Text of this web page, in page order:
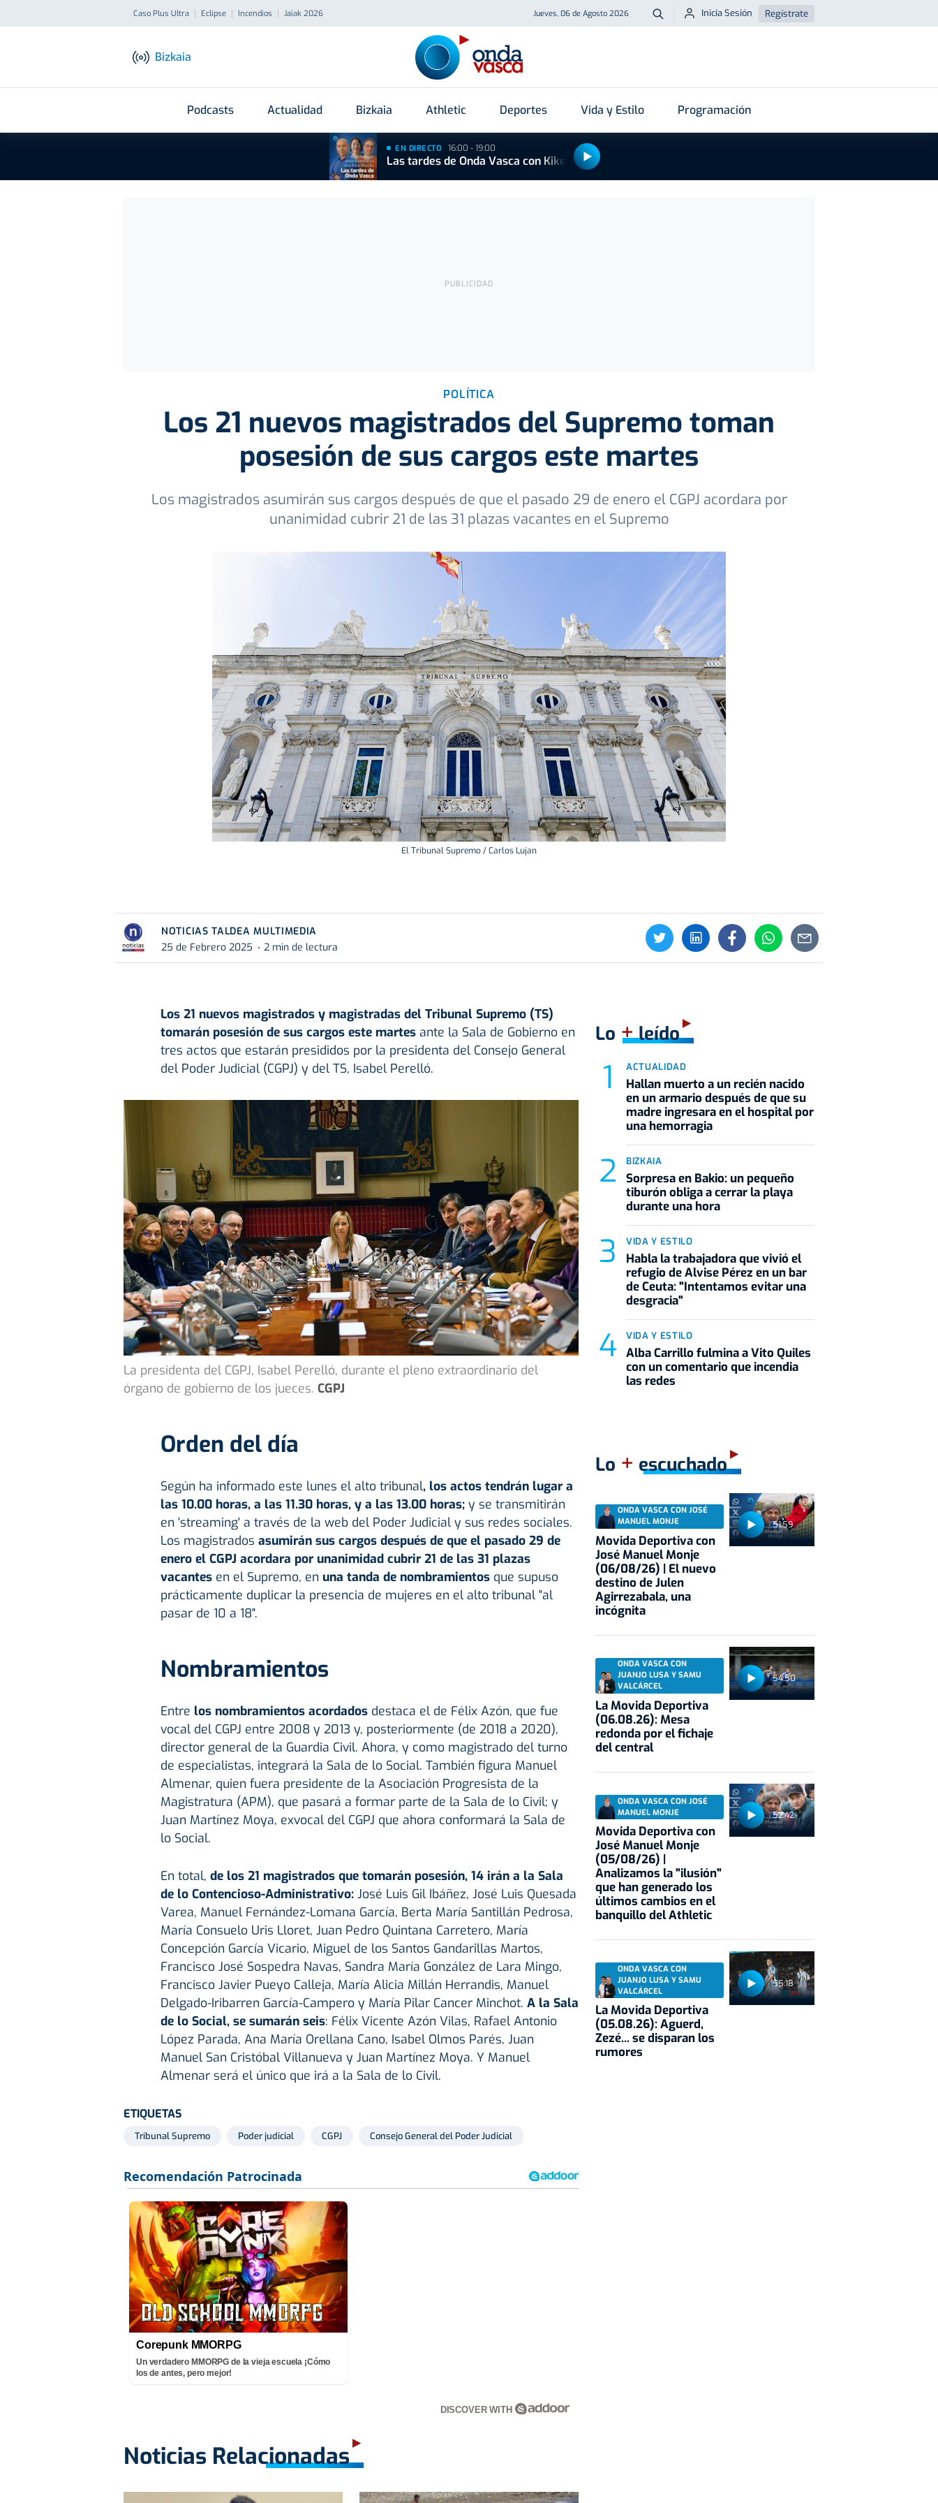
Caso Plus Ultra Eclipse Incendios Jaiak 2026 Jueves, 06 de Agosto 2026 Buscar
Inicia Sesión Regístrate
Bizkaia
Podcasts Actualidad Bizkaia Athletic Deportes Vida y Estilo Programación
EN DIRECTO 16:00 - 19:00
Las tardes de Onda Vasca con Kike Alonso
POLÍTICA
Los 21 nuevos magistrados del Supremo toman
posesión de sus cargos este martes
Los magistrados asumirán sus cargos después de que el pasado 29 de enero el CGPJ acordara por
unanimidad cubrir 21 de las 31 plazas vacantes en el Supremo
El Tribunal Supremo / Carlos Lujan
NOTICIAS TALDEA MULTIMEDIA
25 de Febrero 2025
2 min de lectura
Los 21 nuevos magistrados y magistradas del Tribunal Supremo(TS)
tomarán posesión de sus cargos este martesante la Sala de Gobierno en
tres actos que estarán presididos por la presidenta del Consejo General
del Poder Judicial (CGPJ) y del TS, Isabel Perelló.
La presidenta del CGPJ, Isabel Perelló, durante el pleno extraordinario del
órgano de gobierno de los jueces. CGPJ
Orden del día
Según ha informado este lunes el alto tribunal, los actos tendrán lugar a
las 10.00 horas, a las 11.30 horas, y a las 13.00 horas; y se transmitirán
en 'streaming' a través de la web del Poder Judicial y sus redes sociales.
Los magistrados asumirán sus cargos después de que el pasado 29 de
enero el CGPJ acordara por unanimidad cubrir 21 de las 31 plazas
vacantes en el Supremo, en una tanda de nombramientosque supuso
prácticamente duplicar la presencia de mujeres en el alto tribunal "al
pasar de 10 a 18".
Nombramientos
Entre los nombramientos acordados destaca el de Félix Azón, que fue
vocal del CGPJ entre 2008 y 2013 y, posteriormente (de 2018 a 2020),
director general de la Guardia Civil. Ahora, y como magistrado del turno
de especialistas, integrará la Sala de lo Social. También figura Manuel
Almenar, quien fuera presidente de la Asociación Progresista de la
Magistratura (APM), que pasará a formar parte de la Sala de lo Civil; y
Juan Martínez Moya, exvocal del CGPJ que ahora conformará la Sala de
lo Social.
En total, de los 21 magistrados que tomarán posesión, 14 irán a la Sala
de lo Contencioso-Administrativo: José Luis Gil Ibáñez, José Luis Quesada
Varea, Manuel Fernández-Lomana García, Berta María Santillán Pedrosa,
María Consuelo Uris Lloret, Juan Pedro Quintana Carretero, María
Concepción García Vicario, Miguel de los Santos Gandarillas Martos,
Francisco José Sospedra Navas, Sandra María González de Lara Mingo,
Francisco Javier Pueyo Calleja, María Alicia Millán Herrandis, Manuel
Delgado-Iribarren García-Campero y María Pilar Cancer Minchot. A la Sala
de lo Social, se sumarán seis: Félix Vicente Azón Vilas, Rafael Antonio
López Parada, Ana María Orellana Cano, Isabel Olmos Parés, Juan
Manuel San Cristóbal Villanueva y Juan Martínez Moya. Y Manuel
Almenar será el único que irá a la Sala de lo Civil.
ETIQUETAS
Tribunal Supremo Poder judicial CGPJ Consejo General del Poder Judicial
Corepunk MMORPG
Un verdadero MMORPG de la vieja escuela ¡Cómo
los de antes, pero mejor!
DISCOVER WITH
Noticias Relacionadas
Lo +leído
ACTUALIDAD
Hallan muerto a un recién nacido
en un armario después de que su
madre ingresara en el hospital por
una hemorragia
BIZKAIA
Sorpresa en Bakio: un pequeño
tiburón obliga a cerrar la playa
durante una hora
VIDA Y ESTILO
Habla la trabajadora que vivió el
refugio de Alvise Pérez en un bar
de Ceuta: "Intentamos evitar una
desgracia"
VIDA Y ESTILO
Alba Carrillo fulmina a Vito Quiles
con un comentario que incendia
las redes
Lo + escuchado
51:59
ONDA VASCA CON JOSÉ
MANUEL MONJE
Movida Deportiva con
José Manuel Monje
(06/08/26) | El nuevo
destino de Julen
Agirrezabala, una
incógnita
54:50
ONDA VASCA CON
JUANJO LUSA Y SAMU
VALCÁRCEL
La Movida Deportiva
(06.08.26): Mesa
redonda por el fichaje
del central
52:42
ONDA VASCA CON JOSÉ
MANUEL MONJE
Movida Deportiva con
José Manuel Monje
(05/08/26) |
Analizamos la "ilusión"
que han generado los
últimos cambios en el
banquillo del Athletic
55:18
ONDA VASCA CON
JUANJO LUSA Y SAMU
VALCÁRCEL
La Movida Deportiva
(05.08.26): Aguerd,
Zezé... se disparan los
rumores